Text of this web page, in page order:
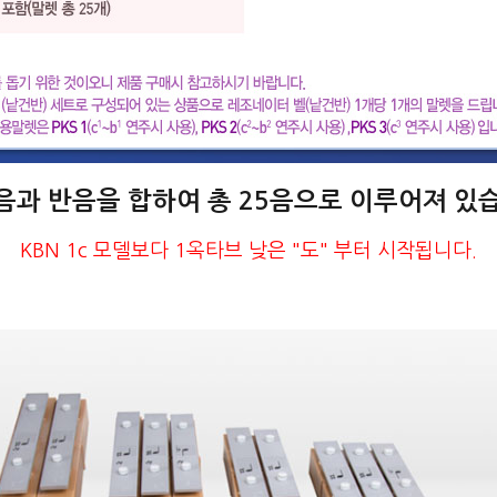
과 반음을 합하여 총 25음으로 이루어져 있
KBN 1c 모델보다 1옥타브 낮은 "도" 부터 시작됩니다.